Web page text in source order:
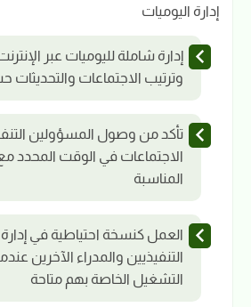
إدارة اليوميات
إدارة شاملة لليوميات عبر
وترتيب الاجتماعات والتحديثات
تأكد من وصول المسؤولين
الاجتماعات في الوقت المحدد مع
المناسبة
العمل كنسخة احتياطية في إدارة
التنفيذيين والمدراء الآخرين
التشغيل الخاصة بهم متاحة